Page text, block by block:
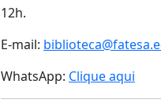
12h.
E-mail:
WhatsApp: Clique aqui